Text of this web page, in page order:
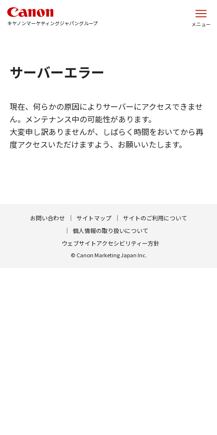
キヤノンマーケティングジャパングループ メニュー
サーバーエラー
現在、何らかの原因によりサーバーにアクセスできませ
ん。メンテナンス中の可能性があります。
大変申し訳ありませんが、しばらく時間をおいてから再
度アクセスいただけますよう、お願いいたします。
お問い合わせ サイトマップ
サイトのご利用について
個人情報の取り扱いについて
ウェブサイトアクセシビリティー方針
© Canon Marketing Japan Inc.